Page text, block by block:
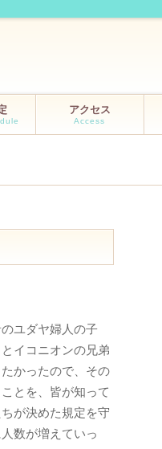
アクセス
Access
ユダヤ婦人の子
イコニオンの兄弟
かったので、その
とを、皆が知って
が決めた規定を守
数が増えていっ